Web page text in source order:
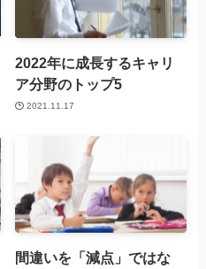
2022年に成長するキャリ
ア分野のトップ5
2021.11.17
間違いを「減点」ではな